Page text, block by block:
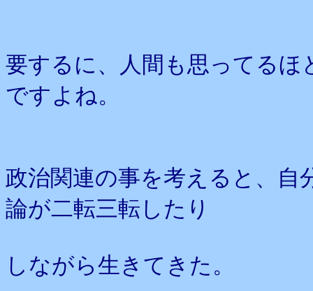
要するに、人間も思ってる
ですよね。
政治関連の事を考えると、自
論が二転三転したり
しながら生きてきた。